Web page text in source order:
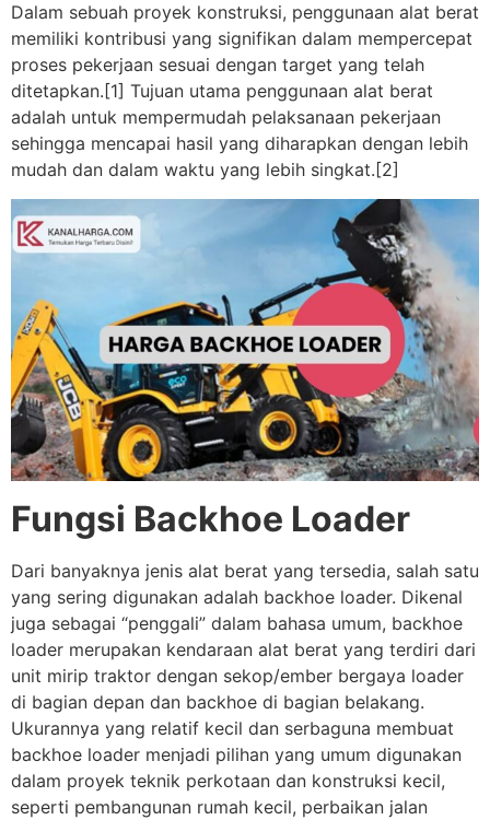
Dalam sebuah proyek konstruksi, penggunaan alat berat
memiliki kontribusi yang signifikan dalam mempercepat
proses pekerjaan sesuai dengan target yang telah
ditetapkan.[1] Tujuan utama penggunaan alat berat
adalah untuk mempermudah pelaksanaan pekerjaan
sehingga mencapai hasil yang diharapkan dengan lebih
mudah dan dalam waktu yang lebih singkat.[2]
Fungsi Backhoe Loader
Dari banyaknya jenis alat berat yang tersedia, salah satu
yang sering digunakan adalah backhoe loader. Dikenal
juga sebagai “penggali” dalam bahasa umum, backhoe
loader merupakan kendaraan alat berat yang terdiri dari
unit mirip traktor dengan sekop/ember bergaya loader
di bagian depan dan backhoe di bagian belakang.
Ukurannya yang relatif kecil dan serbaguna membuat
backhoe loader menjadi pilihan yang umum digunakan
dalam proyek teknik perkotaan dan konstruksi kecil,
seperti pembangunan rumah kecil, perbaikan jalan